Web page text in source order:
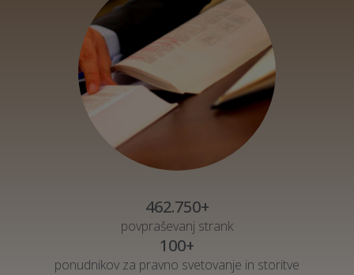
462.750+
povpraševanj strank
100+
ponudnikov za pravno svetovanje in storitve